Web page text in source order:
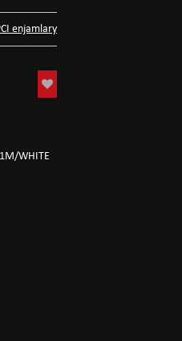
enjamlary
WHITE